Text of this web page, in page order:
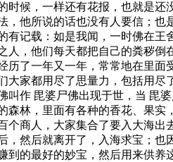
时候，一样还有花报，也就是
，他所说的话也没有人要信；
记载：如是我闻，一时佛在王
人，他们每天都把自己的粪秽
历了一年又一年，常常地在里
大家都用尽了思量力，包括用
叫作 毘婆尸佛出现于世，当 毘
森林，里面有各种的香花、果
个商人，大家集合了要入大海
，然后就离开了，入海求宝；
到的最好的妙宝，然后用来供